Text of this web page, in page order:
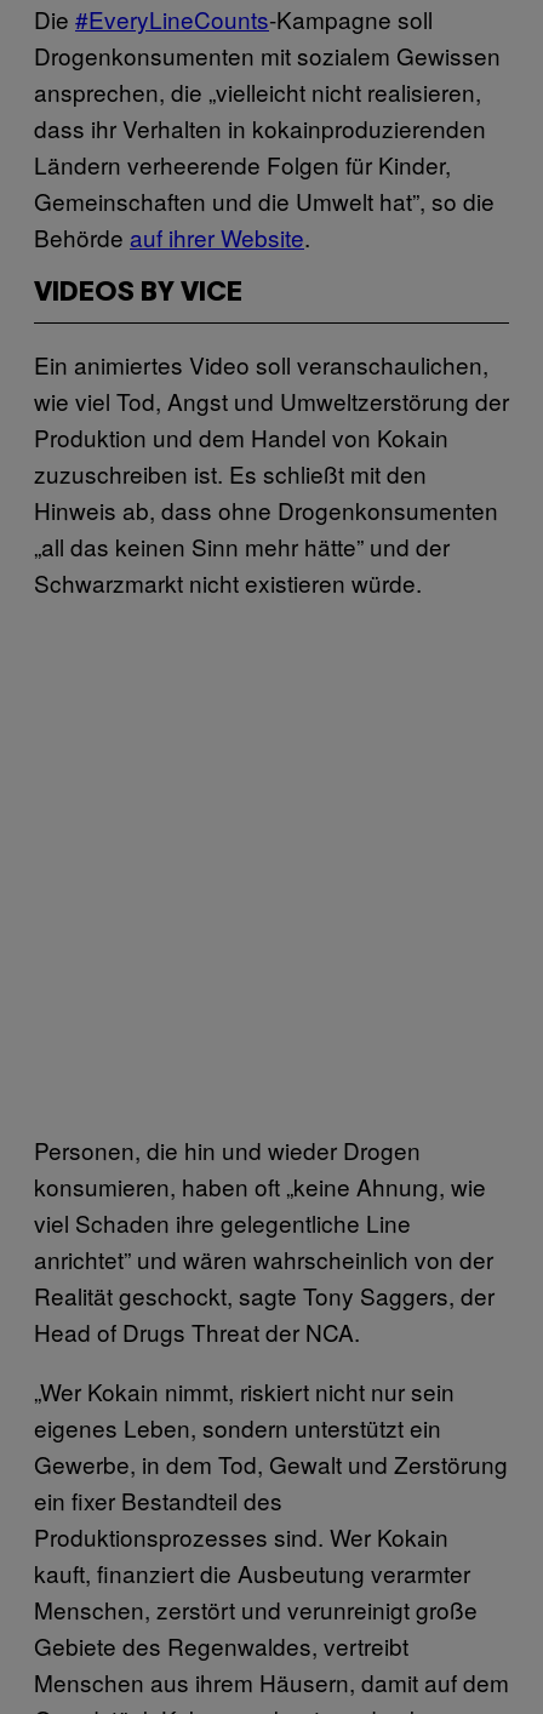
Die #EveryLineCounts-Kampagne soll
Drogenkonsumenten mit sozialem Gewissen
ansprechen, die „vielleicht nicht realisieren,
dass ihr Verhalten in kokainproduzierenden
Ländern verheerende Folgen für Kinder,
Gemeinschaften und die Umwelt hat”, so die
Behörde auf ihrer Website.
VIDEOS BY VICE
Ein animiertes Video soll veranschaulichen,
wie viel Tod, Angst und Umweltzerstörung der
Produktion und dem Handel von Kokain
zuzuschreiben ist. Es schließt mit den
Hinweis ab, dass ohne Drogenkonsumenten
„all das keinen Sinn mehr hätte” und der
Schwarzmarkt nicht existieren würde.
Personen, die hin und wieder Drogen
konsumieren, haben oft „keine Ahnung, wie
viel Schaden ihre gelegentliche Line
anrichtet” und wären wahrscheinlich von der
Realität geschockt, sagte Tony Saggers, der
Head of Drugs Threat der NCA.
„Wer Kokain nimmt, riskiert nicht nur sein
eigenes Leben, sondern unterstützt ein
Gewerbe, in dem Tod, Gewalt und Zerstörung
ein fixer Bestandteil des
Produktionsprozesses sind. Wer Kokain
kauft, finanziert die Ausbeutung verarmter
Menschen, zerstört und verunreinigt große
Gebiete des Regenwaldes, vertreibt
Menschen aus ihrem Häusern, damit auf dem